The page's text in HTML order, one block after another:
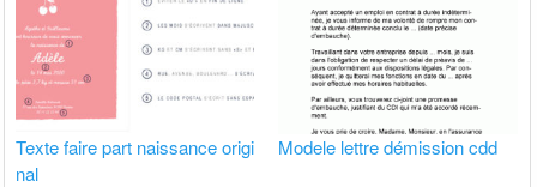
Texte faire part naissance origi
nal
Modele lettre démission cdd